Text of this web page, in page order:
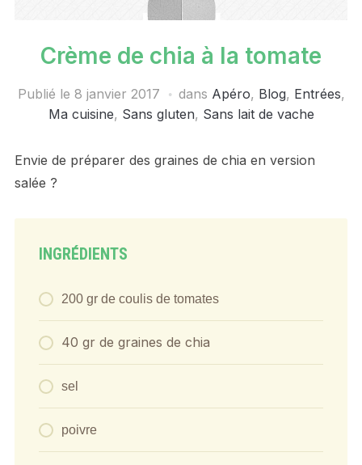
Crème de chia à la tomate
Publié le 8 janvier 2017 dans Apéro, Blog, Entrées,
Ma cuisine, Sans gluten, Sans lait de vache
Envie de préparer des graines de chia en version
salée ?
INGRÉDIENTS
200 gr de coulis de tomates
40 gr de graines de chia
sel
poivre